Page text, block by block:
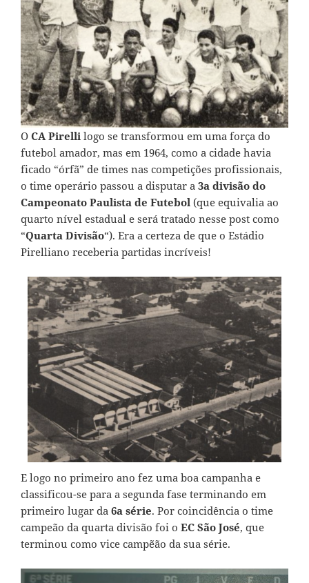
O CA Pirelli logo se transformou em uma força do
futebol amador, mas em 1964, como a cidade havia
ficado “órfã” de times nas competições profissionais,
o time operário passou a disputar a 3a divisão do
Campeonato Paulista de Futebol (que equivalia ao
quarto nível estadual e será tratado nesse post como
“Quarta Divisão“). Era a certeza de que o Estádio
Pirelliano receberia partidas incríveis!
E logo no primeiro ano fez uma boa campanha e
classificou-se para a segunda fase terminando em
primeiro lugar da 6a série. Por coincidência o time
campeão da quarta divisão foi o EC São José, que
terminou como vice camp˜eão da sua série.